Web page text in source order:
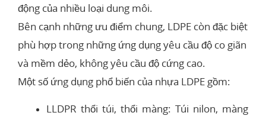
động của nhiều loại dung môi.
Bên cạnh những ưu điểm chung, LDPE còn đặc biệt
phù hợp trong những ứng dụng yêu cầu độ co giãn
và mềm dẻo, không yêu cầu độ cứng cao.
Một số ứng dụng phổ biến của nhựa LDPE gồm:
LLDPR thổi túi, thổi màng: Túi nilon, màng